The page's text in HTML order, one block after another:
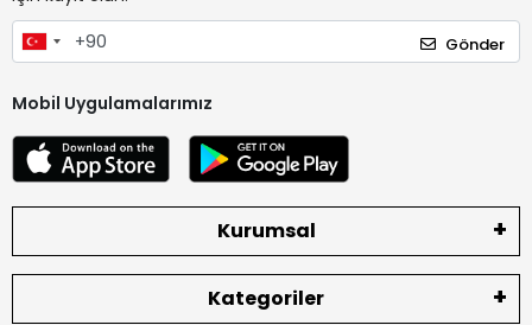
Gönder
Mobil Uygulamalarımız
Kurumsal
Kategoriler